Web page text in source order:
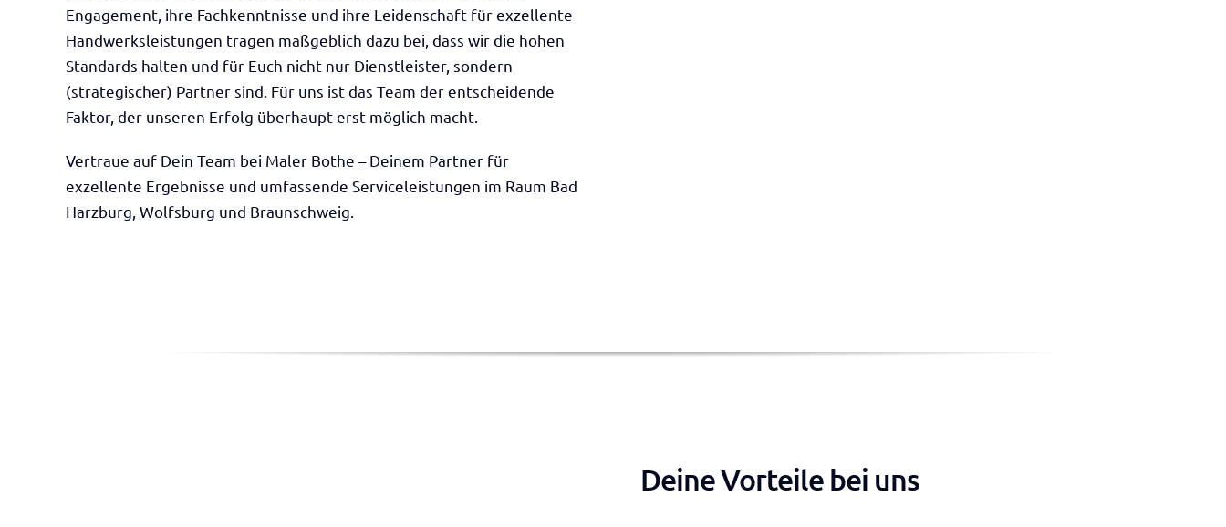
Engagement, ihre Fachkenntnisse und ihre Leidenschaft für exzellente
Handwerksleistungen tragen maßgeblich dazu bei, dass wir die hohen
Standards halten und für Euch nicht nur Dienstleister, sondern
(strategischer) Partner sind. Für uns ist das Team der entscheidende
Faktor, der unseren Erfolg überhaupt erst möglich macht.
Vertraue auf Dein Team bei Maler Bothe – Deinem Partner für
exzellente Ergebnisse und umfassende Serviceleistungen im Raum Bad
Harzburg, Wolfsburg und Braunschweig.
Deine Vorteile bei uns